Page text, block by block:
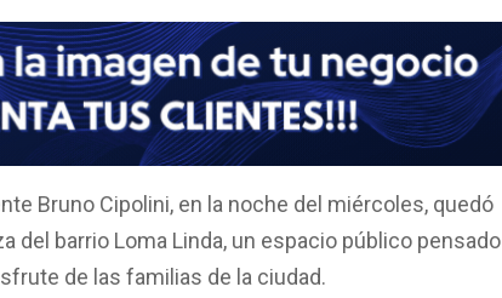
Bruno Cipolini, en la noche del miércoles, quedó
del barrio Loma Linda, un espacio público pensado
de las familias de la ciudad.